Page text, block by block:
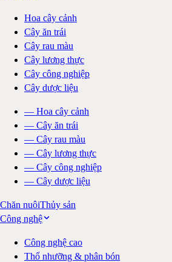
Hoa cây cảnh
Cây ăn trái
Cây rau màu
Cây lương thực
Cây công nghiệp
Cây dược liệu
— Hoa cây cảnh
— Cây ăn trái
— Cây rau màu
— Cây lương thực
— Cây công nghiệp
— Cây dược liệu
Chăn nuôiThủy sản
Công nghệ
Công nghệ cao
Thổ nhưỡng & phân bón